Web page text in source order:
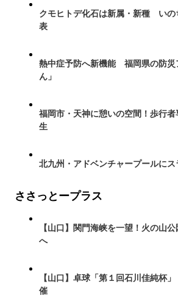
クモヒトデ化石は新属・新種 いの
表
熱中症予防へ新機能 福岡県の防災
ん」
福岡市・天神に憩いの空間！歩行
生
北九州・アドベンチャープールに
ささっとープラス
【山口】関門海峡を一望！火の山
へ
【山口】卓球「第１回石川佳純杯
催